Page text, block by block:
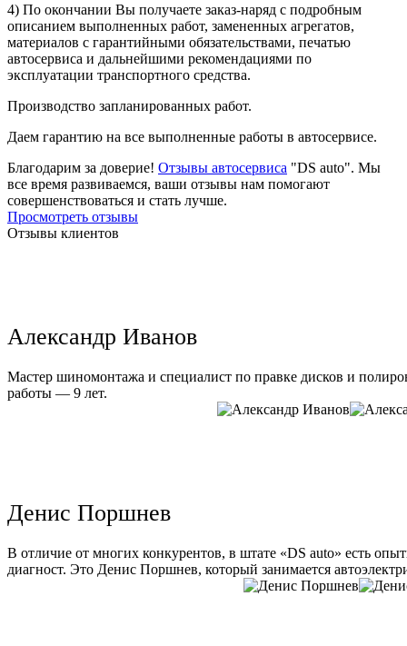
4) По окончании Вы получаете заказ-наряд с подробным
описанием выполненных работ, замененных агрегатов,
материалов с гарантийными обязательствами, печатью
автосервиса и дальнейшими рекомендациями по
эксплуатации транспортного средства.
Производство запланированных работ.
Даем гарантию на все выполненные работы в автосервисе.
Благодарим за доверие! Отзывы автосервиса "DS auto". Мы
все время развиваемся, ваши отзывы нам помогают
совершенствоваться и стать лучше.
Просмотреть отзывы
Отзывы клиентов
Александр Иванов
Мастер шиномонтажа и специалист по правке дисков и
работы — 9 лет.
Денис Поршнев
В отличие от многих конкурентов, в штате «DS auto» есть
диагност. Это Денис Поршнев, который занимается